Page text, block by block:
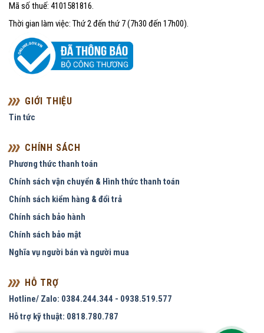
Mã số thuế: 4101581816.
Thời gian làm việc: Thứ 2 đến thứ 7 (7h30 đến 17h00).
GIỚI THIỆU
Tin tức
CHÍNH SÁCH
Phương thức thanh toán
Chính sách vận chuyển & Hình thức thanh toán
Chính sách kiểm hàng & đổi trả
Chính sách bảo hành
Chính sách bảo mật
Nghĩa vụ người bán và người mua
HỖ TRỢ
Hotline/ Zalo: 0384.244.344 - 0938.519.577
Hỗ trợ kỹ thuật: 0818.780.787